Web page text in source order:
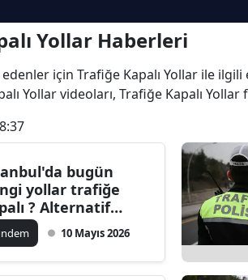
Antalya
Artvin
Aydın
Balıkesir
Bilecik
Bingöl
Bitlis
Bolu
Yollar Haberleri
için Trafiğe Kapalı Yollar ile
Yollar videoları, Trafiğe Kapalı
bugün
yollar trafiğe
? Alternatif
açıklandı
10 Mayıs 2026